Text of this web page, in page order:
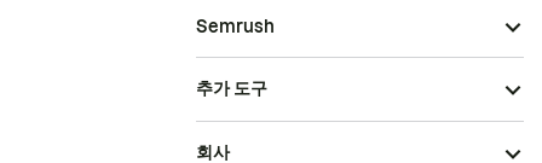
Semrush
추가 도구
회사